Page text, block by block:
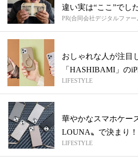
違い実は“ここ”でし
PR(合同会社デジタルファー
おしゃれな人が注目
「HASHIBAMI」の
スマ...
LIFESTYLE
華やかなスマホケー
LOUNA〟で決まり
ー...
LIFESTYLE